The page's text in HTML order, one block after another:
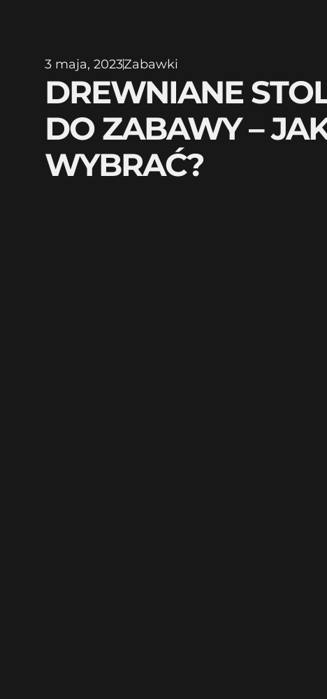
3 maja, 2023Zabawki
DREWNIANE
DO ZABAWY –
WYBRAĆ?